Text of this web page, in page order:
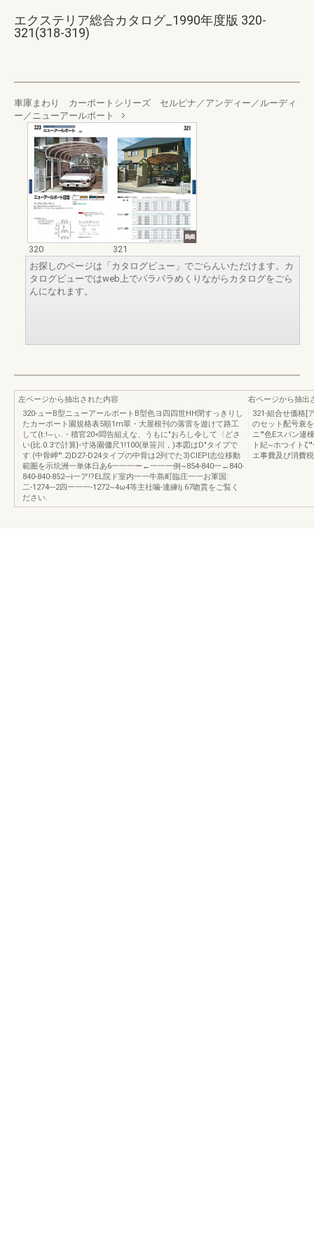
エクステリア総合カタログ_1990年度版 320-
321(318-319)
車庫まわり カーポートシリーズ セルピナ／アンディー／ルーディ
ー／ニューアールポート
320
321
お探しのページは「カタログビュー」でごらんいただけます。カ
タログビューではweb上でパラパラめくりながらカタログをごら
んになれます。
左ページから抽出された内容
320-ューB型ニューアールポートB型色ヨ四四世HH閉すっきりし
たカーポート園規格表5順1m翠・大屋根刊の落雷を遊けて路工
して(t:!~ぃ.・積官20<悶告組えな、うもに"おろし令して〈どさ
い(比.0.3で計算}-寸洛園傭尺1!100(単笹川，)本図はD"タイプで
す.(中骨岬"'.2)D27-D24タイプの中骨は2列でた3)ClEPI志位移動
範圏を示坑洲一単体日あ6一一一ー←一一一例~854-840一←840-
840-840-852---i一ア!?EL院ド室内一一牛島町臨庄一一お軍国:
二-1274---2四一一一-1272~4ω4等主社噛-連練Ij.67吻貰をご覧く
ださい.
右ページから抽出
321-組合せ価格[
のセット配号衰
ニ'"色Eスパン連
ト紀~ホつイト
エ事費及ぴ消費